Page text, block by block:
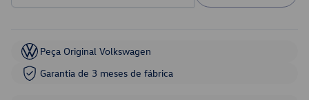
Peça Original Volkswagen
Garantia de 3 meses de fábrica